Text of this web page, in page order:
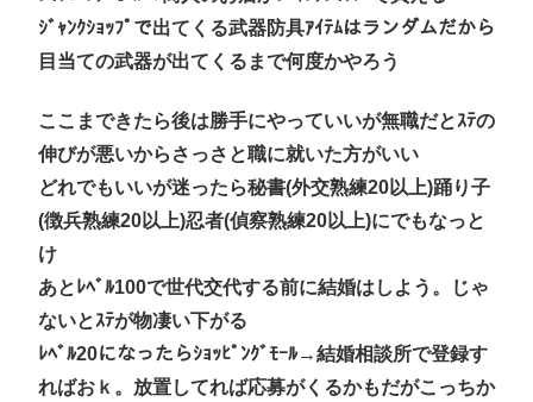
ｼﾞｬﾝｸｼｮｯﾌﾟで出てくる武器防具ｱｲﾃﾑはランダムだから
目当ての武器が出てくるまで何度かやろう
ここまできたら後は勝手にやっていいが無職だとｽﾃの
伸びが悪いからさっさと職に就いた方がいい
どれでもいいが迷ったら秘書(外交熟練20以上)踊り子
(徴兵熟練20以上)忍者(偵察熟練20以上)にでもなっと
け
あとﾚﾍﾞﾙ100で世代交代する前に結婚はしよう。じゃ
ないとｽﾃが物凄い下がる
ﾚﾍﾞﾙ20になったらｼｮｯﾋﾟﾝｸﾞﾓｰﾙ→結婚相談所で登録す
ればおｋ。放置してれば応募がくるかもだがこっちか